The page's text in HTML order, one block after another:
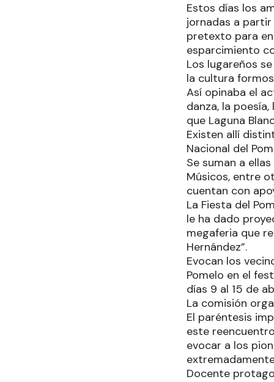
Estos días los
jornadas a partir
pretexto para
esparcimiento
Los lugareños
la cultura
Así opinaba el
danza, la
que Laguna
Existen allí
Nacional del
Se suman a
Músicos, entre
cuentan con
La Fiesta del
le ha dado
megaferia que
Hernández”.
Evocan los
Pomelo en el
días 9 al 15 de
La comisión
El paréntesis
este
evocar a los
Docente